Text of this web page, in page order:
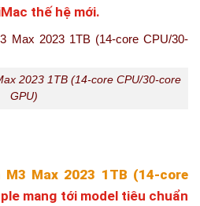
thế hệ mới.
2023 1TB (14-core CPU/30-core
GPU)
Max 2023 1TB (14-core
mang tới model tiêu chuẩn